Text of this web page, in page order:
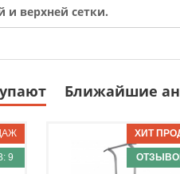
и верхней сетки.
Ближайшие
9